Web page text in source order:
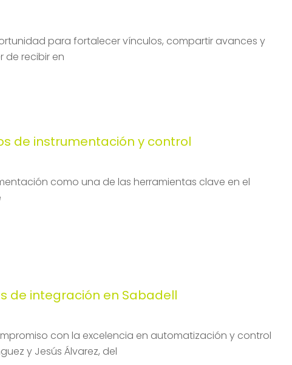
para fortalecer vínculos, compartir avances y
de recibir en
de instrumentación y control
como una de las herramientas clave en el
de integración en Sabadell
con la excelencia en automatización y control
y Jesús Álvarez, del